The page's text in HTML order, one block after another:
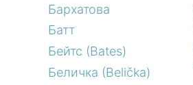
Бархатова
Батт
Бейтс (Bates)
Беличка (Belička)